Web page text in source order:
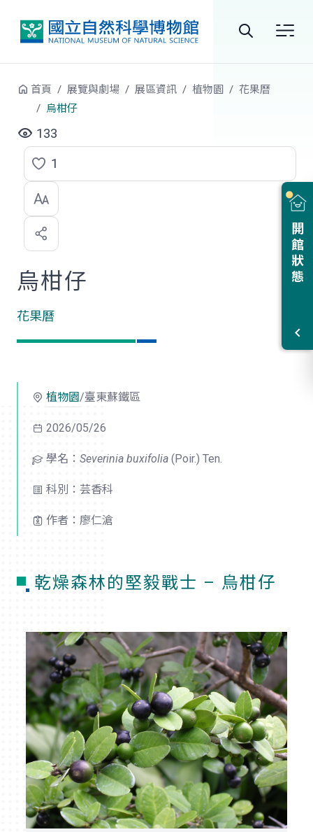
站
開館狀態
首頁 展覽與劇場 展區資訊 植物園
花果曆
烏柑仔
133
點
選
喜
歡
1
烏柑仔
花果曆
植物園/臺東蘇鐵區
2026/05/26
學名： Severinia buxifolia (Poir.) Ten.
科別：芸香科
作者：廖仁滄
乾燥森林的堅毅戰士 – 烏柑仔